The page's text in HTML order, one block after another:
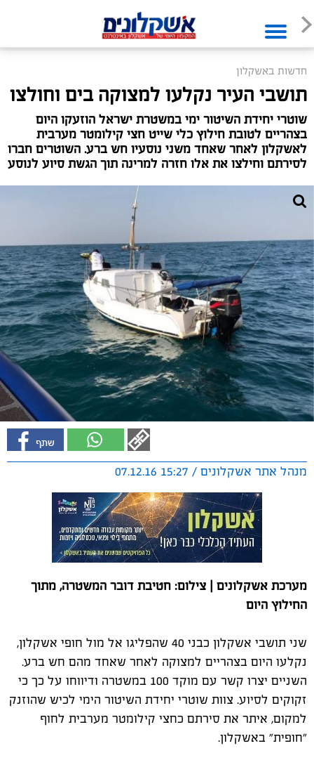
חדשות באשקלון
תושבי העיר נקלעו למצוקה בים וחולצו
שוטרי יחידת השיטור ימי במשטרת ישראל הוזעקו היום
בצהריים לטובת חילוץ כלי שייט חצי קילומטר מערבית
לאשקלון לאחר שאחד משני נוסעיו חש ברע. השוטרים חברו
לסירתם וחילצו את אלו חזרה למרינה תוך הגשת סיוע לנוסע
מנהל אתר אשקלונים / 15:27 07.12.16
מערכת אשקלונים | צילום: חטיבת דובר המשטרה, מתוך
החילוץ היום
שני תושבי אשקלון כבני 40 שהפליגו אל מול חופי אשקלון,
נקלעו היום בצהריים למצוקה לאחר שאחד מהם חש ברע.
השניים יצרו קשר עם מוקד 100 במשטרה ודיווחו על כך כי
זקוקים לסיוע. צוות שוטרי יחידת השיטור הימי לכיש שהוזנק
למקום, איתר את סירתם כחצי קילומטר מערבית לחוף
"חופית" באשקלון.